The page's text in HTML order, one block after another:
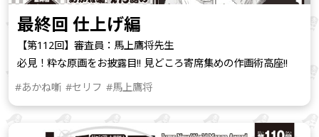
最終回 仕上げ編
【第112回】審査員：馬上鷹将先生
必見！粋な原画をお披露目!! 見どころ寄席集めの作画術高座!!
#あかね噺 #セリフ #馬上鷹将